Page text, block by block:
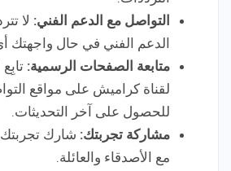
التواصل مع الدعم الفني: لا
الدعم الفني في حال واجهتك
متابعة الصفحات الرسمية:
لقناة كراميش على مواقع
للحصول على آخر التحديثات.
مشاركة تجربتك: شارك
مع الأصدقاء والعائلة.